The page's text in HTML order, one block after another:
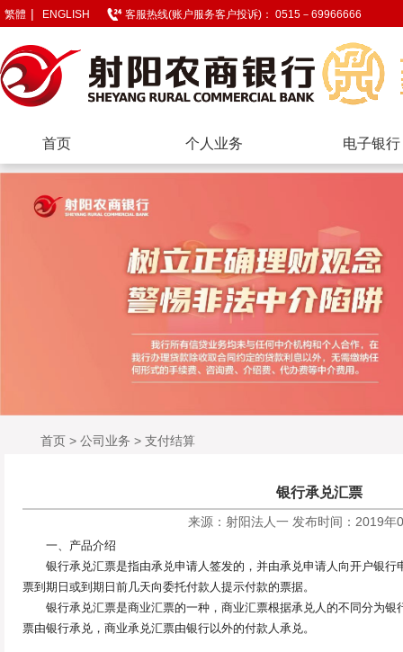
繁體 | ENGLISH 客服热线(账户服务客户投诉)： 0515－69966666
首页 个人业务 电子银行
首页 > 公司业务 > 支付结算
银行承兑汇票
来源：射阳法人一 发布时间：2019年
一、产品介绍
银行承兑汇票是指由承兑申请人签发的，并由承兑申请人向开户银行
票到期日或到期日前几天向委托付款人提示付款的票据。
银行承兑汇票是商业汇票的一种，商业汇票根据承兑人的不同分为银
票由银行承兑，商业承兑汇票由银行以外的付款人承兑。